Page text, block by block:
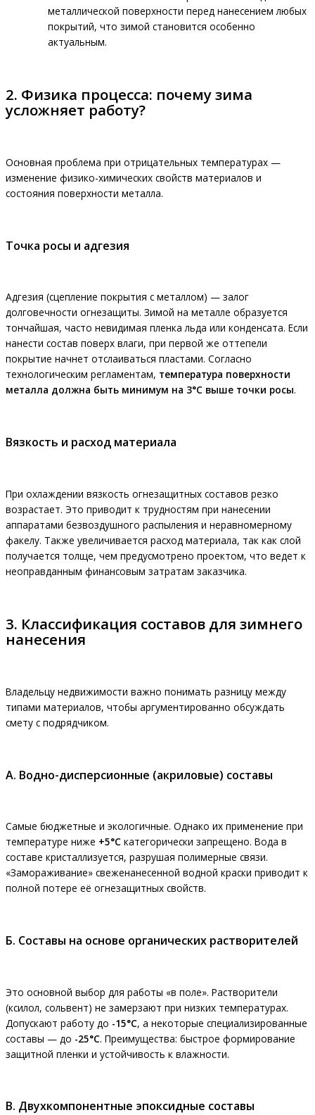
металлической поверхности перед нанесением любых
покрытий, что зимой становится особенно
актуальным.
2. Физика процесса: почему зима
усложняет работу?
Основная проблема при отрицательных температурах —
изменение физико-химических свойств материалов и
состояния поверхности металла.
Точка росы и адгезия
Адгезия (сцепление покрытия с металлом) — залог
долговечности огнезащиты. Зимой на металле образуется
тончайшая, часто невидимая пленка льда или конденсата. Если
нанести состав поверх влаги, при первой же оттепели
покрытие начнет отслаиваться пластами. Согласно
технологическим регламентам, температура поверхности
металла должна быть минимум на 3°C выше точки росы.
Вязкость и расход материала
При охлаждении вязкость огнезащитных составов резко
возрастает. Это приводит к трудностям при нанесении
аппаратами безвоздушного распыления и неравномерному
факелу. Также увеличивается расход материала, так как слой
получается толще, чем предусмотрено проектом, что ведет к
неоправданным финансовым затратам заказчика.
3. Классификация составов для зимнего
нанесения
Владельцу недвижимости важно понимать разницу между
типами материалов, чтобы аргументированно обсуждать
смету с подрядчиком.
А. Водно-дисперсионные (акриловые) составы
Самые бюджетные и экологичные. Однако их применение при
температуре ниже +5°C категорически запрещено. Вода в
составе кристаллизуется, разрушая полимерные связи.
«Замораживание» свеженанесенной водной краски приводит к
полной потере её огнезащитных свойств.
Б. Составы на основе органических растворителей
Это основной выбор для работы «в поле». Растворители
(ксилол, сольвент) не замерзают при низких температурах.
Допускают работу до -15°C, а некоторые специализированные
составы — до -25°C. Преимущества: быстрое формирование
защитной пленки и устойчивость к влажности.
В. Двухкомпонентные эпоксидные составы